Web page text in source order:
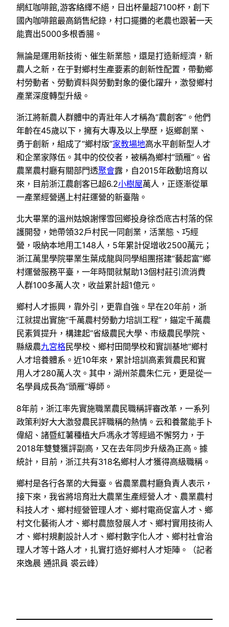
網紅咖啡館,游客絡繹不絕，日出杯量超7100杯，創下
國內咖啡館最高銷售紀錄，村口擺攤的老農也跟著一天
能賣出5000多根香腸。
無論是運用新技術、催生新業態，還是打造新經濟，新
農人之新，在于對鄉村生產要素的創新性配置，帶動鄉
村勞動者、勞動資料與勞動對象的優化躍升，激發鄉村
產業深度轉型升級。
浙江將新農人群體中的青壯年人才稱為“農創客”。他們
年齡在45歲以下，擁有大專及以上學歷，返鄉創業、
勇于創新，組成了“鄉村版”家教場地高水平創新型人才
和企業家隊伍。其中的佼佼者，被稱為鄉村“頭雁”。省
農業農村廳有關部門透聚會露，自2015年啟動培育以
來，目前浙江農創客已超6.2小樹屋萬人，正逐漸從單
一產業經營邁上村莊運營的新臺階。
北大畢業的溫州姑娘謝懌雪回鄉投身徐岙底古村落的保
護開發，她帶領32戶村民一同創業，活業態、巧經
營，吸納本地用工148人，5年累計促增收2500萬元；
浙江萬里學院畢業生葉成龍與同學組團搭建“藝起富”鄉
村運營服務平臺，一年時間就幫助13個村莊引流消費
人群100多萬人次，收益累計超1億元。
鄉村人才振興，靠外引，更靠自強。早在20年前，浙
江就提出實施“千萬農村勞動力培訓工程”，錨定千萬農
民素質提升，構建起“省級農民大學、市級農民學院、
縣級農九宮格民學校、鄉村田間學校和實訓基地”鄉村
人才培養體系。近10年來，累計培訓高素質農民和實
用人才280萬人次。其中，湖州茶農朱仁元，更是從一
名學員成長為“頭雁”導師。
8年前，浙江率先實施職業農民職稱評審改革，一系列
政策利好大大激發農民評職稱的熱情。云和養鱉能手卜
偉紹、諸暨紅薯種植大戶馮永才等經過不懈努力，于
2018年雙雙獲評副高，又在去年同步升級為正高。據
統計，目前，浙江共有318名鄉村人才獲得高級職稱。
鄉村是各行各業的大舞臺。省農業農村廳負責人表示，
接下來，我省將培育壯大農業生產經營人才、農業農村
科技人才、鄉村經營管理人才、鄉村電商促富人才、鄉
村文化藝術人才、鄉村農旅發展人才、鄉村實用技術人
才、鄉村規劃設計人才、鄉村數字化人才、鄉村社會治
理人才等十路人才，扎實打造好鄉村人才矩陣。（記者
來逸晨 通訊員 裘云峰）